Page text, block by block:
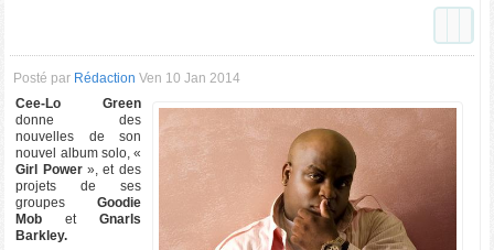
Posté par Rédaction Ven 10 Jan 2014
Cee-Lo Green
donne des
nouvelles de son
nouvel album solo, «
Girl Power», et des
projets de ses
groupes Goodie
Mob et Gnarls
Barkley.